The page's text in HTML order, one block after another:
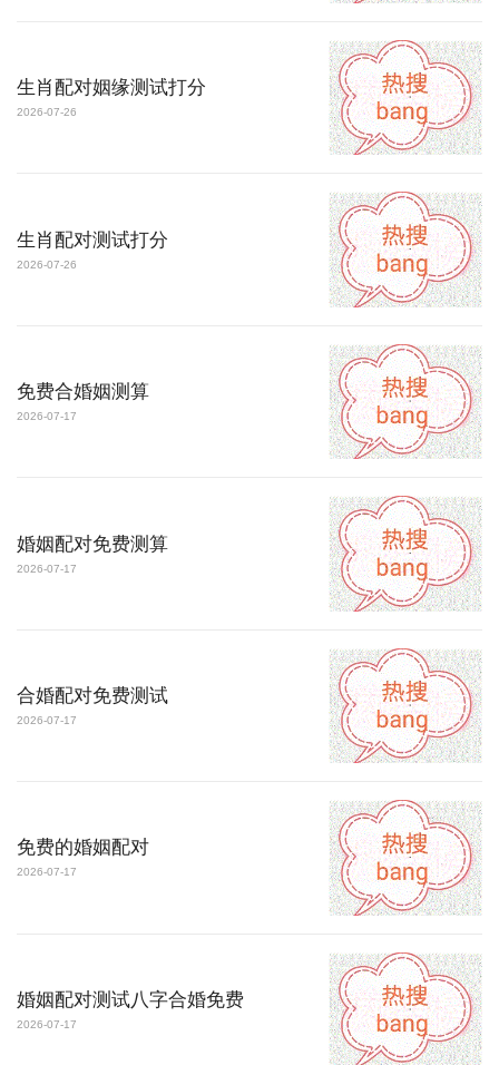
生肖配对姻缘测试打分
2026-07-26
生肖配对测试打分
2026-07-26
免费合婚姻测算
2026-07-17
婚姻配对免费测算
2026-07-17
合婚配对免费测试
2026-07-17
免费的婚姻配对
2026-07-17
婚姻配对测试八字合婚免费
2026-07-17